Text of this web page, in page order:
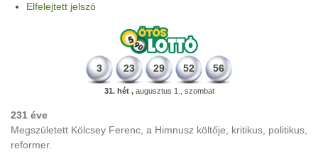
Elfelejtett jelszó
3 23 29 52 56
31. hét ,augusztus 1., szombat
231 éve
Megszületett Kölcsey Ferenc, a Himnusz költője, kritikus, politikus,
reformer.